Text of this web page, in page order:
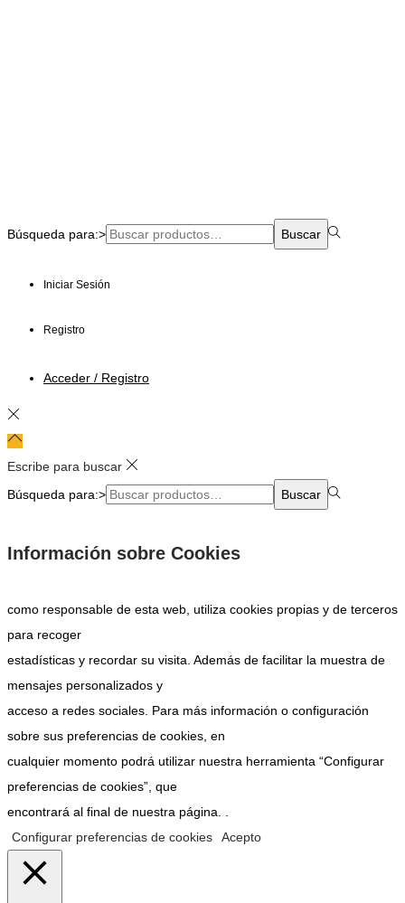
Búsqueda para:> Buscar
Iniciar Sesión
Registro
Acceder / Registro
Escribe para buscar
Búsqueda para:>
Buscar
Información sobre Cookies
como responsable de esta web, utiliza cookies propias y de terceros
para recoger
estadísticas y recordar su visita. Además de facilitar la muestra de
mensajes personalizados y
acceso a redes sociales. Para más información o configuración
sobre sus preferencias de cookies, en
cualquier momento podrá utilizar nuestra herramienta “Configurar
preferencias de cookies”, que
encontrará al final de nuestra página. .
Configurar preferencias de cookies
Acepto